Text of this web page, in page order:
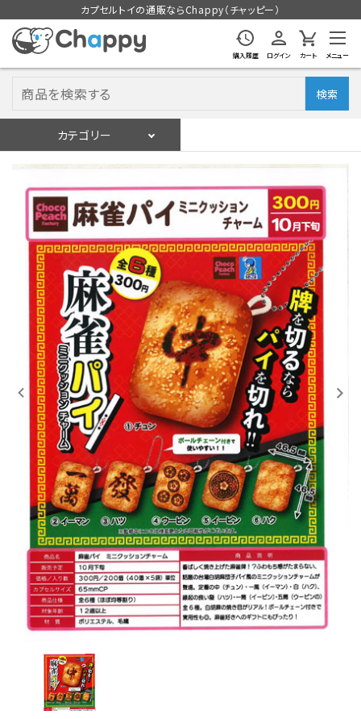
カプセルトイの通販ならChappy（チャッピー）
購入履歴 ログイン カート メニュー
検索
カテゴリー
ログイン 会員登録
入荷スケジュールをチェック
カプセルトイマシン本体
カプセルトイ
販促用空カプセル
レンタル
景品・玩具・文具
販促用カプセルトイ
よくあるご質問
ご利用ガイド
06-6282-7659